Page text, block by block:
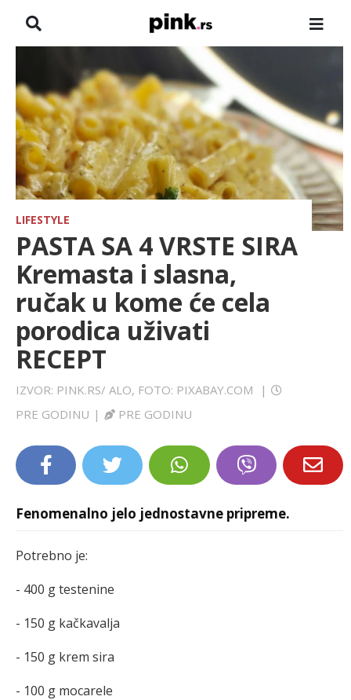
VESTI
ZADRUGA
SHOWBIZ
HRONIKA
FARMERI
SPORT
LIFESTYLE
EXTRA
LIFESTYLE
PASTA SA 4 VRSTE SIRA
Kremasta i slasna,
ručak u kome će cela
porodica uživati
RECEPT
IZVOR: PINK.RS/ ALO, FOTO: PIXABAY.COM
|
PRE GODINU | PRE GODINU
Fenomenalno jelo jednostavne pripreme.
Potrebno je:
- 400 g testenine
- 150 g kačkavalja
- 150 g krem sira
- 100 g mocarele